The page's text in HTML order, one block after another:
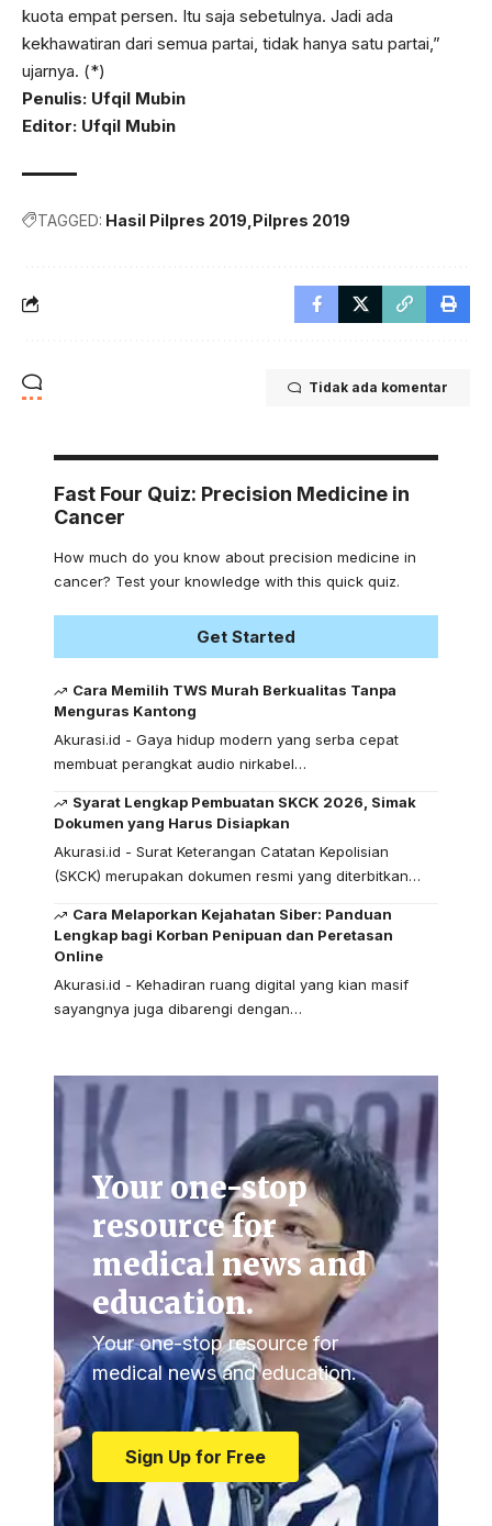
kuota empat persen. Itu saja sebetulnya. Jadi ada
kekhawatiran dari semua partai, tidak hanya satu partai,”
ujarnya. (*)
Penulis: Ufqil Mubin
Editor: Ufqil Mubin
TAGGED: Hasil Pilpres 2019 Pilpres 2019
Tidak ada komentar
Fast Four Quiz: Precision Medicine in
Cancer
How much do you know about precision medicine in
cancer? Test your knowledge with this quick quiz.
Get Started
Cara Memilih TWS Murah Berkualitas Tanpa
Menguras Kantong
Akurasi.id - Gaya hidup modern yang serba cepat
membuat perangkat audio nirkabel…
Syarat Lengkap Pembuatan SKCK 2026, Simak
Dokumen yang Harus Disiapkan
Akurasi.id - Surat Keterangan Catatan Kepolisian
(SKCK) merupakan dokumen resmi yang diterbitkan…
Cara Melaporkan Kejahatan Siber: Panduan
Lengkap bagi Korban Penipuan dan Peretasan
Online
Akurasi.id - Kehadiran ruang digital yang kian masif
sayangnya juga dibarengi dengan…
Your one-stop
resource for
medical news and
education.
Your one-stop resource for
medical news and education.
Sign Up for Free